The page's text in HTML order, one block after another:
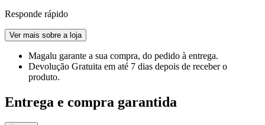
Responde rápido
Ver mais sobre a loja
Magalu garante a sua compra, do pedido à entrega.
Devolução Gratuita em até 7 dias depois de receber o
produto.
Entrega e compra garantida